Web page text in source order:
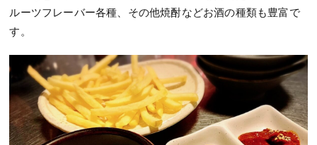
ルーツフレーバー各種、その他焼酎などお酒の種類も豊富で
す。